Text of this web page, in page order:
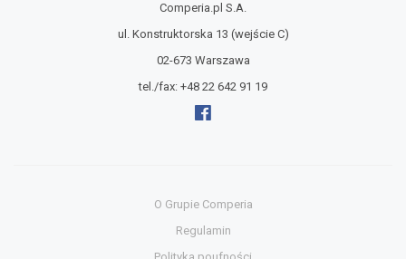
Comperia.pl S.A.
ul. Konstruktorska 13 (wejście C)
02-673 Warszawa
tel./fax: +48 22 642 91 19
O Grupie Comperia
Regulamin